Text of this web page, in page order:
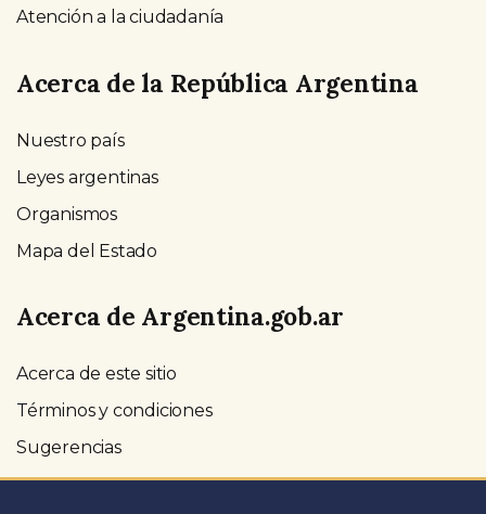
Atención a la ciudadanía
Acerca de la República Argentina
Nuestro país
Leyes argentinas
Organismos
Mapa del Estado
Acerca de Argentina.gob.ar
Acerca de este sitio
Términos y condiciones
Sugerencias